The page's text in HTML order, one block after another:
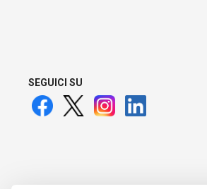
SEGUICI SU